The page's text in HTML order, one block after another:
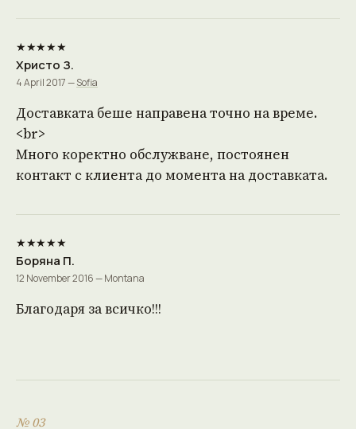
★★★★★
Христо З.
4 April 2017 —Sofia
Доставката беше направена точно на време.
<br>
Много коректно обслужване, постоянен
контакт с клиента до момента на доставката.
★★★★★
Боряна П.
12 November 2016 — Montana
Благодаря за всичко!!!
№ 03